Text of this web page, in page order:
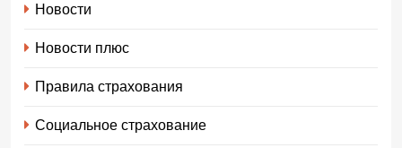
Новости
Новости плюс
Правила страхования
Социальное страхование